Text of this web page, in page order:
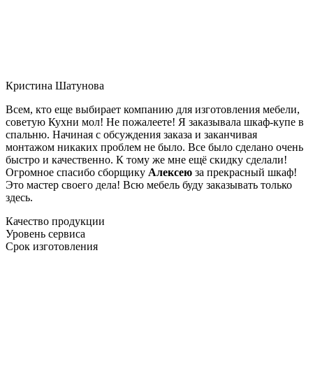
Кристина Шатунова
Всем, кто еще выбирает компанию для изготовления мебели,
советую Кухни мол! Не пожалеете! Я заказывала шкаф-купе в
спальню. Начиная с обсуждения заказа и заканчивая
монтажом никаких проблем не было. Все было сделано очень
быстро и качественно. К тому же мне ещё скидку сделали!
Огромное спасибо сборщику Алексею за прекрасный шкаф!
Это мастер своего дела! Всю мебель буду заказывать только
здесь.
Качество продукции
Уровень сервиса
Срок изготовления